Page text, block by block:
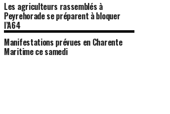
Les agriculteurs rassemblés à
Peyrehorade se préparent à bloquer
l’A64
Manifestations prévues en Charente
Maritime ce samedi